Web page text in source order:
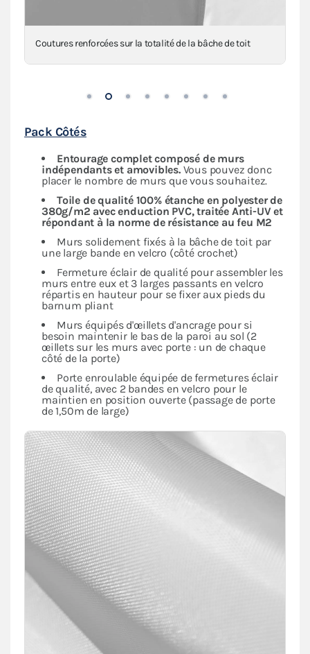
Renforts en toile au niveau des angles, mât(s) et
Pack Côtés
Entourage complet composé de murs
indépendantset amovibles. Vous pouvez donc
placer le nombre de murs que vous souhaitez.
Toile de qualité 100% étanche en polyester de
380g/m2 avec enduction PVC, traitée Anti-UV et
répondant à la norme de résistance au feu M2
Murs solidement fixés à la bâche de toit par
une large bande en velcro (côté crochet)
Fermeture éclair de qualité pour assembler les
murs entre eux et 3 larges passants en velcro
répartis en hauteur pour se fixer aux pieds du
barnum pliant
Murs équipés d'œillets d'ancrage pour si
besoin maintenir le bas de la paroi au sol (2
œillets sur les murs avec porte : un de chaque
côté de la porte)
Porte enroulable équipée de fermetures éclair
de qualité, avec 2 bandes en velcro pour le
maintien en position ouverte (passage de porte
de 1,50m de large)